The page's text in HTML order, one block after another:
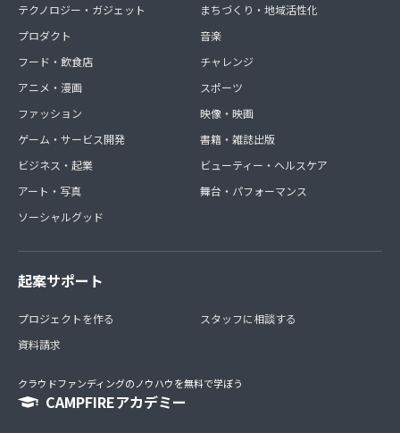
テクノロジー・ガジェット
プロダクト
フード・飲食店
アニメ・漫画
ファッション
ゲーム・サービス開発
ビジネス・起業
アート・写真
ソーシャルグッド
まちづくり・地域活性化
音楽
チャレンジ
スポーツ
映像・映画
書籍・雑誌出版
ビューティー・ヘルスケア
舞台・パフォーマンス
起案サポート
プロジェクトを作る
資料請求
スタッフに相談する
クラウドファンディングのノウハウを無料で学ぼう
CAMPFIREアカデミー